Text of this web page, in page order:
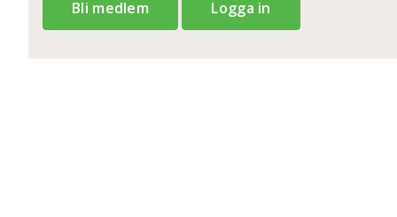
Bli medlem Logga in